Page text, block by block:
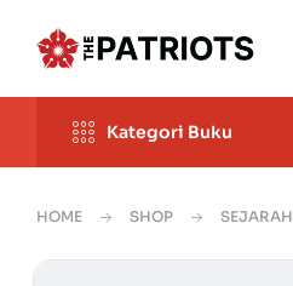
Kategori Buku
HOME SHOP SEJARAH